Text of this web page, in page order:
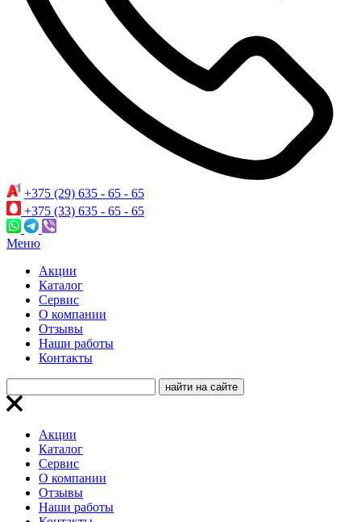
+375 (29) 635 - 65 - 65
+375 (33) 635 - 65 - 65
Меню
Акции
Каталог
Сервис
О компании
Отзывы
Наши работы
Контакты
Акции
Каталог
Сервис
О компании
Отзывы
Наши работы